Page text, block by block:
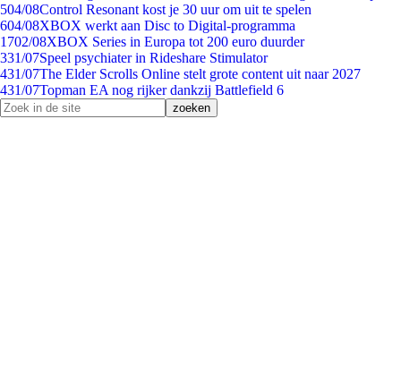
504/08Control Resonant kost je 30 uur om uit te spelen
604/08XBOX werkt aan Disc to Digital-programma
1702/08XBOX Series in Europa tot 200 euro duurder
331/07Speel psychiater in Rideshare Stimulator
431/07The Elder Scrolls Online stelt grote content uit naar 2027
431/07Topman EA nog rijker dankzij Battlefield 6